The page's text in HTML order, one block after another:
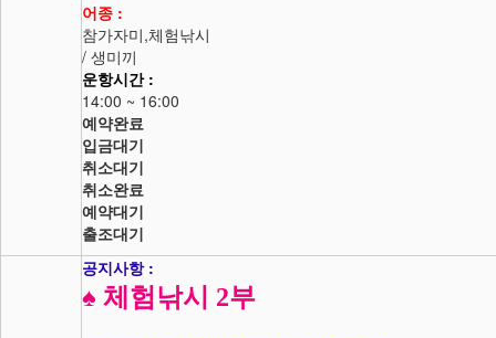
어종 :
참가자미,체험낚시
/ 생미끼
운항시간 :
14:00 ~ 16:00
예약완료
입금대기
취소대기
취소완료
예약대기
출조대기
공지사항 :
♠ 체험낚시 2부